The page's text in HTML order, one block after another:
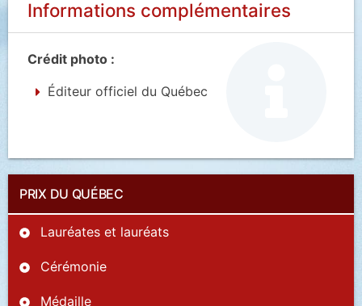
PRIX DU QUÉBEC
Lauréates et lauréats
Cérémonie
Médaille
Informations complémentaires
Crédit photo :
Éditeur officiel du Québec